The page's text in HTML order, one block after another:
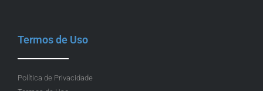
Termos de Uso
Política de Privacidade